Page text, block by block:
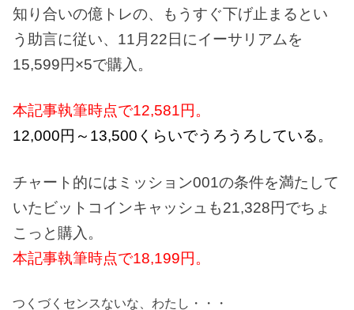
知り合いの億トレの、もうすぐ下げ止まるとい
う助言に従い、11月22日にイーサリアムを
15,599円×5で購入。
本記事執筆時点で12,581円。
12,000円～13,500くらいでうろうろしている。
チャート的にはミッション001の条件を満たして
いたビットコインキャッシュも21,328円でちょ
こっと購入。
本記事執筆時点で18,199円。
つくづくセンスないな、わたし・・・